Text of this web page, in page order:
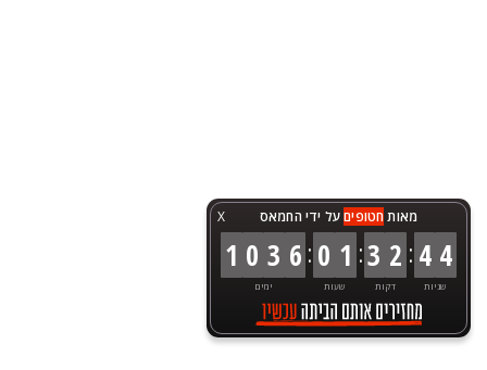
X מאותחטופיםעל ידי החמאס
1 0 3 6
ימים
: 0 1
שעות
:3 2
דקות
: 4 4
שניות